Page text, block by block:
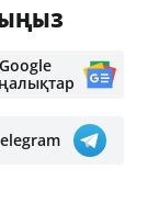
Google